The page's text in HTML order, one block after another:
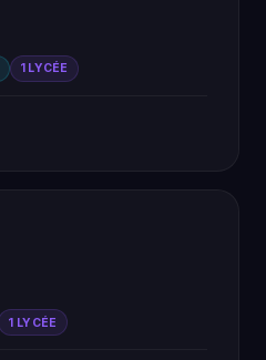
1 LYCÉE
1 LYCÉE